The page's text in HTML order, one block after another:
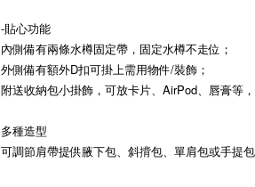
-貼心功能
內側備有兩條水樽固定帶，固定水樽不走位；
外側備有額外D扣可掛上需用物件/裝飾；
附送收納包小掛飾，可放卡片、AirPod、唇膏等
多種造型
可調節肩帶提供腋下包、斜揹包、單肩包或手提